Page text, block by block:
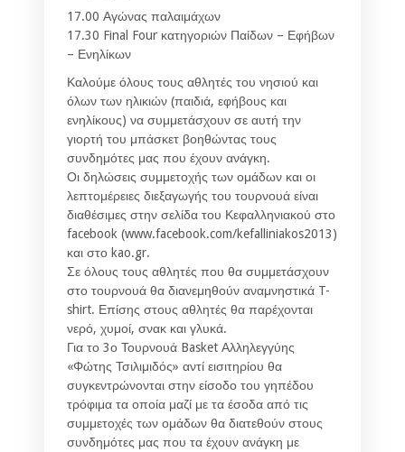
17.00 Αγώνας παλαιμάχων
17.30 Final Four κατηγοριών Παίδων – Εφήβων
– Ενηλίκων
Καλούμε όλους τους αθλητές του νησιού και
όλων των ηλικιών (παιδιά, εφήβους και
ενηλίκους) να συμμετάσχουν σε αυτή την
γιορτή του μπάσκετ βοηθώντας τους
συνδημότες μας που έχουν ανάγκη.
Οι δηλώσεις συμμετοχής των ομάδων και οι
λεπτομέρειες διεξαγωγής του τουρνουά είναι
διαθέσιμες στην σελίδα του Κεφαλληνιακού στο
facebook (www.facebook.com/kefalliniakos2013)
και στο kao.gr.
Σε όλους τους αθλητές που θα συμμετάσχουν
στο τουρνουά θα διανεμηθούν αναμνηστικά T-
shirt. Επίσης στους αθλητές θα παρέχονται
νερό, χυμοί, σνακ και γλυκά.
Για το 3ο Τουρνουά Basket Αλληλεγγύης
«Φώτης Τσιλιμιδός» αντί εισιτηρίου θα
συγκεντρώνονται στην είσοδο του γηπέδου
τρόφιμα τα οποία μαζί με τα έσοδα από τις
συμμετοχές των ομάδων θα διατεθούν στους
συνδημότες μας που τα έχουν ανάγκη με